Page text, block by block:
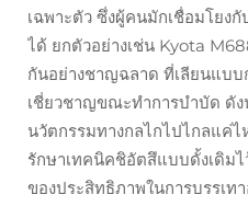
เฉพาะตัว ซึ่งผู้คนมักเชื่อมโยง
ได้ ยกตัวอย่างเช่น Kyota
กันอย่างชาญฉลาด ที่เลียนแบ
เชี่ยวชาญขณะทำการบำบัด ดั
นวัตกรรมทางกลไกไปไกลแค่
รักษาเทคนิคชิอัตสึแบบดั้งเดิม
ของประสิทธิภาพในการบรรเท